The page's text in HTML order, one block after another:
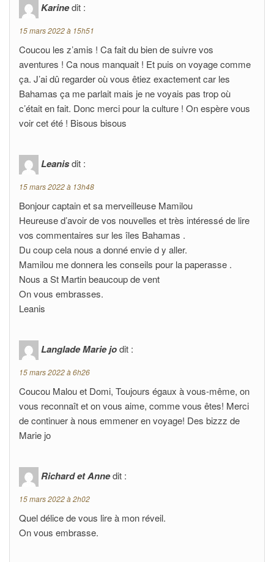
Karinedit :
15 mars 2022 à 15h51
Coucou les z’amis ! Ca fait du bien de suivre vos
aventures ! Ca nous manquait ! Et puis on voyage comme
ça. J’ai dû regarder où vous êtiez exactement car les
Bahamas ça me parlait mais je ne voyais pas trop où
c’était en fait. Donc merci pour la culture ! On espère vous
voir cet été ! Bisous bisous
Leanisdit :
15 mars 2022 à 13h48
Bonjour captain et sa merveilleuse Mamilou
Heureuse d’avoir de vos nouvelles et très intéressé de lire
vos commentaires sur les îles Bahamas .
Du coup cela nous a donné envie d y aller.
Mamilou me donnera les conseils pour la paperasse .
Nous a St Martin beaucoup de vent
On vous embrasses.
Leanis
Langlade Marie jodit :
15 mars 2022 à 6h26
Coucou Malou et Domi, Toujours égaux à vous-même, on
vous reconnaît et on vous aime, comme vous êtes! Merci
de continuer à nous emmener en voyage! Des bizzz de
Marie jo
Richard et Annedit :
15 mars 2022 à 2h02
Quel délice de vous lire à mon réveil.
On vous embrasse.